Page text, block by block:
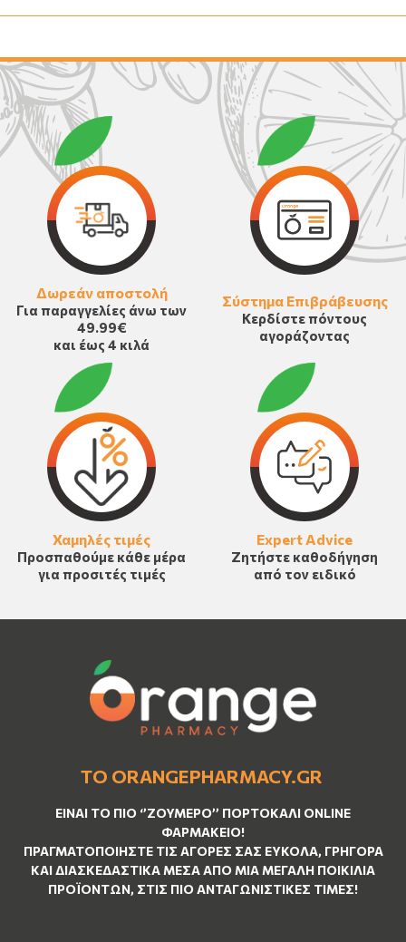
Δωρεάν αποστολή
Για παραγγελίες άνω των
49.99€
και έως 4 κιλά
Σύστημα Επιβράβευσης
Κερδίστε πόντους
αγοράζοντας
Χαμηλές τιμές
Προσπαθούμε κάθε μέρα
για προσιτές τιμές
Expert Advice
Ζητήστε καθοδήγηση
από τον ειδικό
ΤΟ ORANGEPHARMACY.GR
ΕΊΝΑΙ ΤO ΠΙΟ ‘’ΖΟΥΜΕΡΌ’’ ΠΟΡΤΟΚΑΛΊ ΟNLINE
ΦΑΡΜΑΚΕΊΟ!
ΠΡΑΓΜΑΤΟΠΟΙΉΣΤΕ ΤΙΣ ΑΓΟΡΈΣ ΣΑΣ ΕΎΚΟΛΑ, ΓΡΉΓΟΡΑ
ΚΑΙ ΔΙΑΣΚΕΔΑΣΤΙΚΆ ΜΈΣΑ ΑΠΌ ΜΙΑ ΜΕΓΆΛΗ ΠΟΙΚΙΛΊΑ
ΠΡΟΪΌΝΤΩΝ, ΣΤΙΣ ΠΙΟ ΑΝΤΑΓΩΝΙΣΤΙΚΈΣ ΤΙΜΈΣ!